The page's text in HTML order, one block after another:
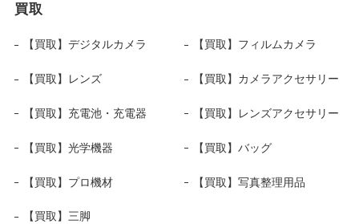
買取
【買取】デジタルカメラ 【買取】フィルムカメラ
【買取】レンズ 【買取】カメラアクセサリー
【買取】充電池・充電器 【買取】レンズアクセサリー
【買取】光学機器 【買取】バッグ
【買取】プロ機材 【買取】写真整理用品
【買取】三脚